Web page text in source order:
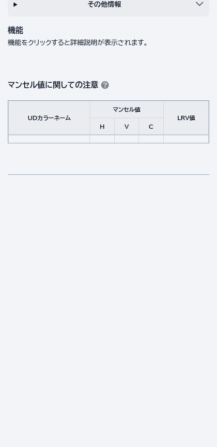
その他情報
機能
機能をクリックすると詳細説明が表示されます。
マンセル値に関しての注意
UDカラーネーム
マンセル値
LRV値
H
V C